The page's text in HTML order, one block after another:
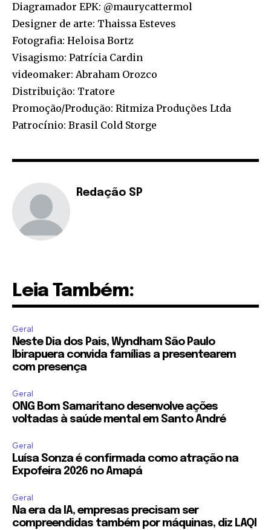
Diagramador EPK: @maurycattermol
Designer de arte: Thaissa Esteves
Fotografia: Heloisa Bortz
Visagismo: Patrícia Cardin
videomaker: Abraham Orozco
Distribuição: Tratore
Promoção/Produção: Ritmiza Produções Ltda
Patrocínio: Brasil Cold Storge
Redação SP
Leia Também:
Geral
Neste Dia dos Pais, Wyndham São Paulo
Ibirapuera convida famílias a presentearem
com presença
Geral
ONG Bom Samaritano desenvolve ações
voltadas à saúde mental em Santo André
Geral
Luísa Sonza é confirmada como atração na
Expofeira 2026 no Amapá
Geral
Na era da IA, empresas precisam ser
compreendidas também por máquinas, diz LAQI